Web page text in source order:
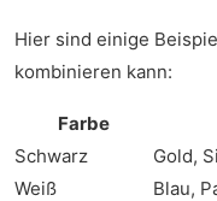
Hier sind einige
kombinieren kann:
Farbe
Schwarz
Gold,
Weiß
Blau,